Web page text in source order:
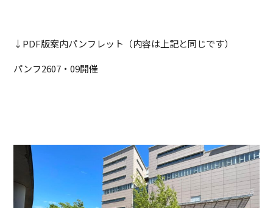
↓PDF版案内パンフレット（内容は上記と同じです）
パンフ2607・09開催